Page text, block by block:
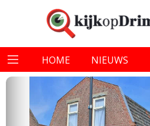
HOME NIEUWS